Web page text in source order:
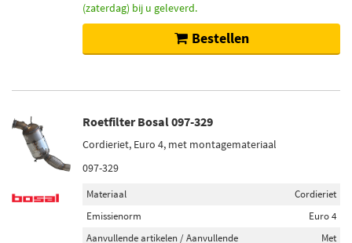
(zaterdag) bij u geleverd.
Bestellen
Roetfilter Bosal 097-329
Cordieriet, Euro 4, met montagemateriaal
097-329
Materiaal
Cordieriet
Emissienorm
Euro 4
Aanvullende artikelen / Aanvullende
Met